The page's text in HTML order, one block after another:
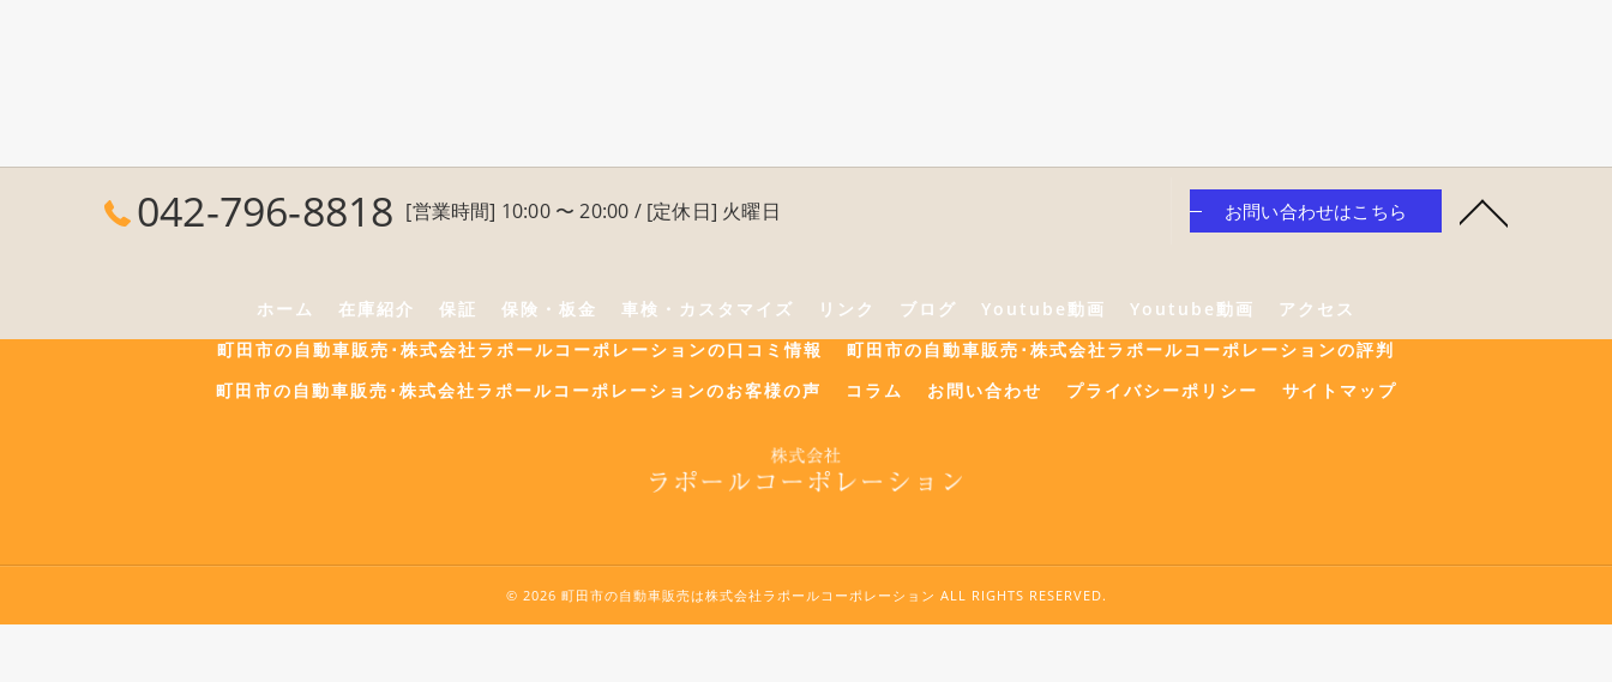
042-796-8818 [営業時間] 10:00 〜 20:00 / [定休日] 火曜日 お問い合わせはこちら
ホーム 在庫紹介 保証 保険・板金 車検・カスタマイズ リンク ブログ Youtube動画 Youtube動画
アクセス
町田市の自動車販売･株式会社ラポールコーポレーションの口コミ情報
町田市の自動車販売･株式会社ラポールコーポレーションの評判
町田市の自動車販売･株式会社ラポールコーポレーションのお客様の声
コラム お問い合わせ プライバシーポリシー サイトマップ
© 2026 町田市の自動車販売は株式会社ラポールコーポレーション ALL RIGHTS RESERVED.